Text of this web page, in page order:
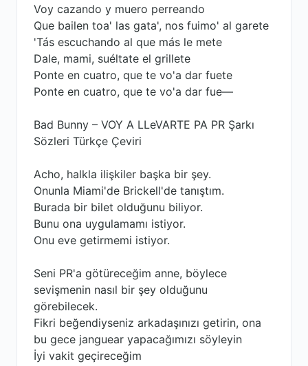
Voy cazando y muero perreando
Que bailen toa' las gata', nos fuimo' al garete
'Tás escuchando al que más le mete
Dale, mami, suéltate el grillete
Ponte en cuatro, que te vo'a dar fuete
Ponte en cuatro, que te vo'a dar fue—
Bad Bunny – VOY A LLeVARTE PA PR Şarkı
Sözleri Türkçe Çeviri
Acho, halkla ilişkiler başka bir şey.
Onunla Miami'de Brickell'de tanıştım.
Burada bir bilet olduğunu biliyor.
Bunu ona uygulamamı istiyor.
Onu eve getirmemi istiyor.
Seni PR'a götüreceğim anne, böylece
sevişmenin nasıl bir şey olduğunu
görebilecek.
Fikri beğendiyseniz arkadaşınızı getirin, ona
bu gece janguear yapacağımızı söyleyin
İyi vakit geçireceğim